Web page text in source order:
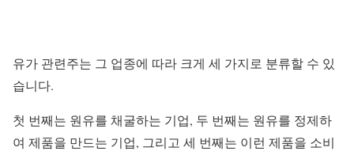
유가 관련주는 그 업종에 따라 크게 세 가지로 분류할 수 있
습니다.
첫 번째는 원유를 채굴하는 기업, 두 번째는 원유를 정제하
여 제품을 만드는 기업, 그리고 세 번째는 이런 제품을 소비